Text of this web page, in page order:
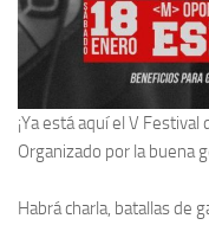
¡Ya está aquí el V
Organizado por la buena
Habrá charla, batallas de